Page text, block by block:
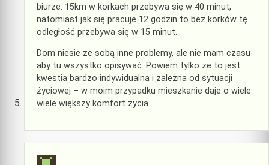
biurze. 15km w korkach przebywa się w 40 minut,
natomiast jak się pracuje 12 godzin to bez korków tę
odległość przebywa się w 15 minut.
Dom niesie ze sobą inne problemy, ale nie mam czasu
aby tu wszystko opisywać. Powiem tylko że to jest
kwestia bardzo indywidualna i zależna od sytuacji
życiowej – w moim przypadku mieszkanie daje o wiele
wiele większy komfort życia.